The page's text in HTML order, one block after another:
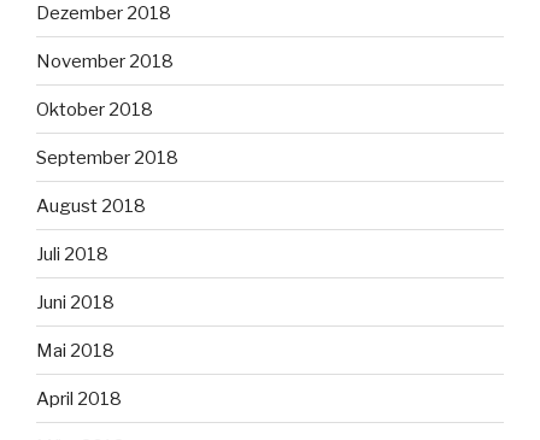
Dezember 2018
November 2018
Oktober 2018
September 2018
August 2018
Juli 2018
Juni 2018
Mai 2018
April 2018